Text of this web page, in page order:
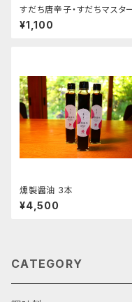
すだち唐辛子・すだちマスタ
詰め合わせ
¥1,100
燻製醤油 3本
¥4,500
CATEGORY